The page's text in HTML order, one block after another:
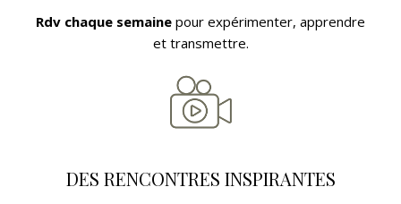
Rdv chaque semaine pour expérimenter, apprendre
et transmettre.
DES RENCONTRES INSPIRANTES